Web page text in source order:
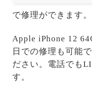
で修理ができます。
Apple iPhone 12
日での修理も可能
ださい。電話でも
す。